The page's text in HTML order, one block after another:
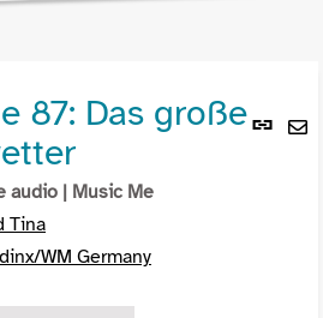
Lien
87: Das große
audio | Music Me
Tina
WM Germany